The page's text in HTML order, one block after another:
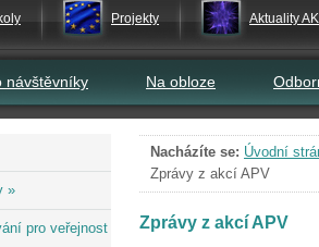
Projekty Aktuality AK
návštěvníky Na obloze
»
pro veřejnost
Nacházíte se: Úvodní
Zprávy z akcí APV
Zprávy z akcí APV